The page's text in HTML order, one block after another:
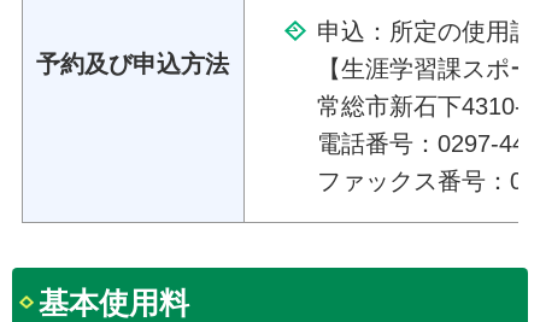
予約及び申込方法
申込：所定の使用
【生涯学習課スポ
常総市新石下4310-
電話番号：0297-44-
ファックス番号：
基本使用料